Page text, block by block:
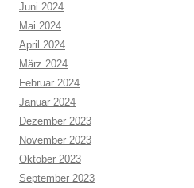
Juni 2024
Mai 2024
April 2024
März 2024
Februar 2024
Januar 2024
Dezember 2023
November 2023
Oktober 2023
September 2023